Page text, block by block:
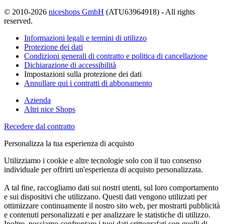
© 2010-2026 niceshops GmbH (ATU63964918) - All rights
reserved.
Informazioni legali e termini di utilizzo
Protezione dei dati
Condizioni generali di contratto e politica di cancellazione
Dichiarazione di accessibilità
Impostazioni sulla protezione dei dati
Annullare qui i contratti di abbonamento
Azienda
Altri nice Shops
Recedere dal contratto
Personalizza la tua esperienza di acquisto
Utilizziamo i cookie e altre tecnologie solo con il tuo consenso
individuale per offrirti un'esperienza di acquisto personalizzata.
A tal fine, raccogliamo dati sui nostri utenti, sul loro comportamento
e sui dispositivi che utilizzano. Questi dati vengono utilizzati per
ottimizzare continuamente il nostro sito web, per mostrarti pubblicità
e contenuti personalizzati e per analizzare le statistiche di utilizzo.